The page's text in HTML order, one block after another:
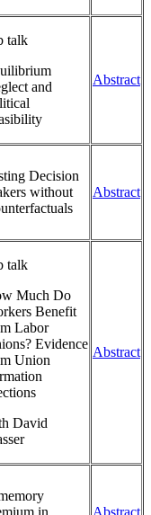
Abstract
talk
and
Abstract
Decision
without
Abstract
talk
Much Do
Benefit
Labor
Evidence
Union
David